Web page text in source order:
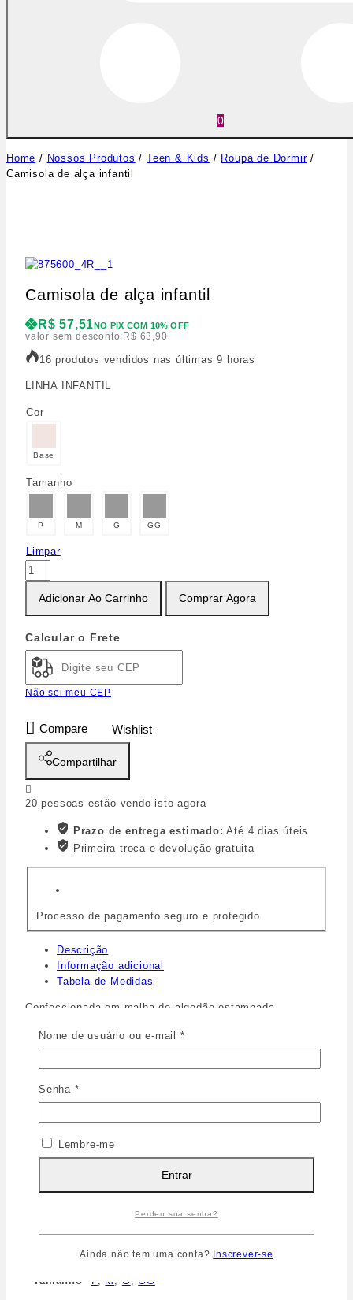
0
Home / Nossos Produtos / Teen & Kids / Roupa de Dormir /
Camisola de alça infantil
Camisola de alça infantil
R$ 57,51NO PIX COM 10% OFF
valor sem desconto:R$ 63,90
16 produtos vendidos nas últimas 9 horas
LINHA INFANTIL
Cor
Base
Tamanho
P M G GG
Limpar
Adicionar Ao Carrinho Comprar Agora
Calcular o Frete
Não sei meu CEP
Compare Wishlist
Compartilhar
20 pessoas estão vendo isto agora
Prazo de entrega estimado: Até 4 dias úteis
Primeira troca e devolução gratuita
Processo de pagamento seguro e protegido
Descrição
Informação adicional
Tabela de Medidas
Confeccionada em malha de algodão estampada.
Camisola curta com barra em babado dando um charme a
Modelagem solta que promove a liberdade de
movimentos.
Decote e alças em viés do próprio tecido.
TAM:P-GG
Peso
77 g
10 × 10 × 10 cm
Tamanho P , M , G, GG
Nome de usuário ou e-mail *
Senha *
Lembre-me
Entrar
Perdeu sua senha?
Ainda não tem uma conta? Inscrever-se